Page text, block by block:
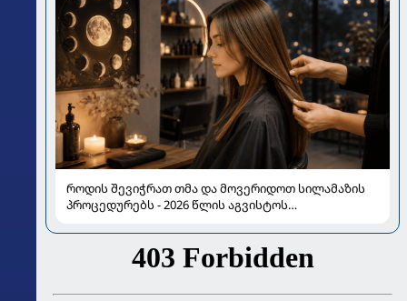
როდის შევიჭრათ თმა და მოვერიდოთ სილამაზის
პროცედურებს - 2026 წლის აგვისტოს